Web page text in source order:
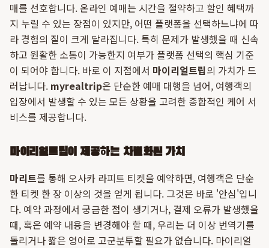
매를 선호합니다. 온라인 예매는 시간을 절약하고 할인 혜택까
지 누릴 수 있는 장점이 있지만, 어떤 플랫폼을 선택하느냐에 따
라 경험의 질이 크게 달라집니다. 특히 문제가 발생했을 때 신속
하고 원활한 소통이 가능한지 여부가 플랫폼 선택의 핵심 기준
이 되어야 합니다. 바로 이 지점에서 마이리얼트립의 가치가 드
러납니다. myrealtrip은 단순한 예매 대행을 넘어, 여행객의
입장에서 발생할 수 있는 모든 상황을 고려한 종합적인 케어 서
비스를 제공합니다.
마이리얼트립이 제공하는 차별화된 가치
마리트를 통해 오사카 라피트 티켓을 예약하면, 여행객은 단순
한 티켓 한 장 이상의 것을 얻게 됩니다. 그것은 바로 '안심'입니
다. 예약 과정에서 궁금한 점이 생기거나, 결제 오류가 발생했을
때, 혹은 예약 내용을 변경해야 할 때, 우리는 더 이상 번역기를
돌리거나 짧은 영어로 고군분투할 필요가 없습니다. 마이리얼